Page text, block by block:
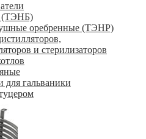
(ТЭНБ)
оребренные (ТЭНР)
и стерилизаторов
для гальваники